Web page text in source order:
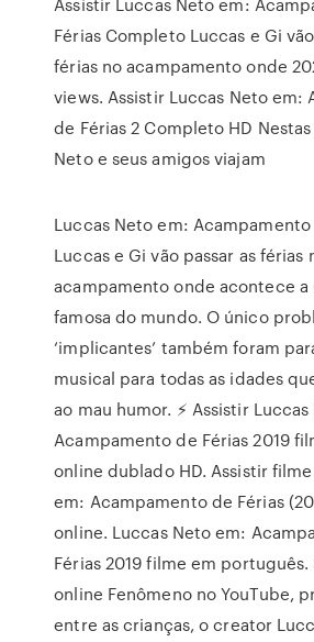
Férias Completo Luccas e Gi
férias no acampamento onde
views. Assistir Luccas Neto em:
de Férias 2 Completo HD
Neto e seus amigos viajam
Luccas Neto em: Acampamento
Luccas e Gi vão passar as férias
acampamento onde acontece a
famosa do mundo. O único
‘implicantes’ também foram
musical para todas as idades
ao mau humor. ⚡ Assistir
Acampamento de Férias 2019
online dublado HD. Assistir
em: Acampamento de Férias
online. Luccas Neto em:
Férias 2019 filme em
online Fenômeno no YouTube,
entre as crianças, o creator